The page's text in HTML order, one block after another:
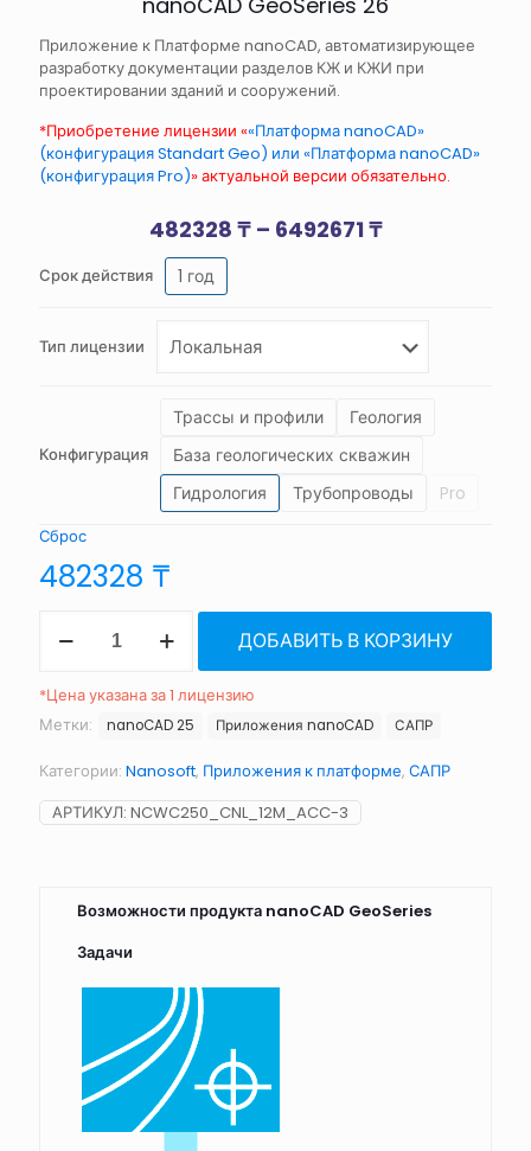
Приложение к Платформе nanoCAD, автоматизирующее
разработку документации разделов КЖ и КЖИ при
проектировании зданий и сооружений.
*Приобретение лицензии ««Платформа nanoCAD»
(конфигурация Standart Geo) или «Платформа nanoCAD»
(конфигурация Pro)» актуальной версии обязательно.
482328 ₸ – 6492671₸Диапазон
Срок действия 1 год
Тип лицензии
Конфигурация
Трассы и профили
Геология
База геологических скважин
Гидрология
Трубопроводы Pro
Сброс
482328 ₸
товара
GeoSeries
26
ДОБАВИТЬ В КОРЗИНУ
*Цена указана за 1 лицензию
Метки:
nanoCAD 25 Приложения nanoCAD САПР
Категории: Nanosoft, Приложения к платформе, САПР
АРТИКУЛ: NCWC250_CNL_12M_ACC-3
Возможности продукта nanoCAD GeoSeries
Задачи